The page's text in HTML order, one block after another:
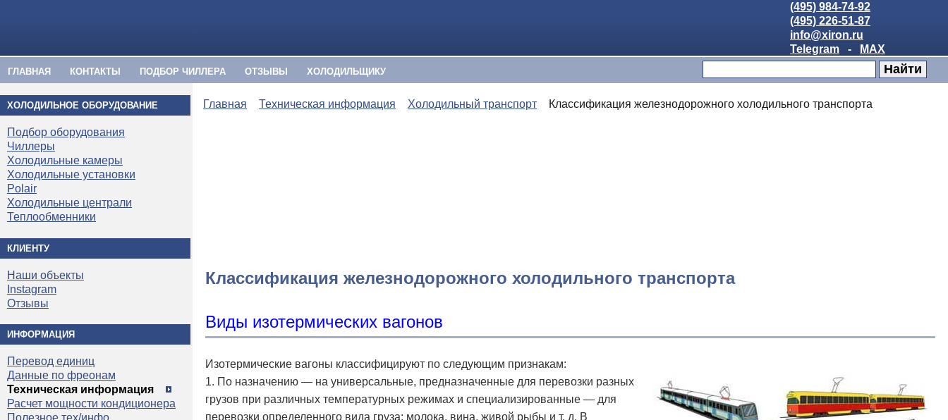
(495) 984-74-92
(495) 226-51-87
info@xiron.ru
Telegram
- MAX
ГЛАВНАЯ КОНТАКТЫ ПОДБОР ЧИЛЛЕРА ОТЗЫВЫ ХОЛОДИЛЬЩИКУ
ХОЛОДИЛЬНОЕ ОБОРУДОВАНИЕ
Подбор оборудования
Чиллеры
Холодильные камеры
Холодильные установки
Polair
Холодильные централи
Теплообменники
КЛИЕНТУ
Наши объекты
Instagram
Отзывы
ИНФОРМАЦИЯ
Перевод единиц
Данные по фреонам
Техническая информация
Расчет мощности кондиционера
Полезное тех/инфо
Главная Техническая информация Холодильный транспорт Классификация железнодорожного холодильного транспорта
Классификация железнодорожного холодильного транспорта
Виды изотермических вагонов
Изотермические вагоны классифицируют по следующим признакам:
1. По назначению — на универсальные, предназначенные для перевозки разных
грузов при различных температурных режимах и специализированные — для
перевозки определенного вида груза: молока, вина, живой рыбы и т. д. В